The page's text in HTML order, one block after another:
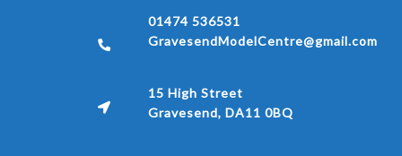
01474 536531
GravesendModelCentre@gmail.com
15 High Street
Gravesend, DA11 0BQ